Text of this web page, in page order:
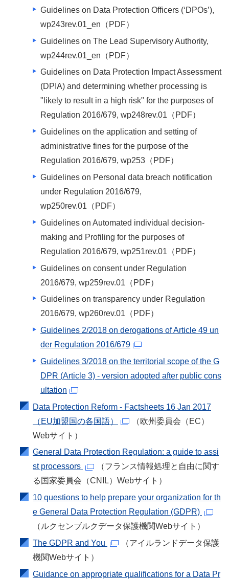
Guidelines on Data Protection Officers (‘DPOs’),
wp243rev.01_en （PDF）
Guidelines on The Lead Supervisory Authority,
wp244rev.01_en （PDF）
Guidelines on Data Protection Impact Assessment
(DPIA) and determining whether processing is
"likely to result in a high risk" for the purposes of
Regulation 2016/679, wp248rev.01 （PDF）
Guidelines on the application and setting of
administrative fines for the purpose of the
Regulation 2016/679, wp253 （PDF）
Guidelines on Personal data breach notification
under Regulation 2016/679,
wp250rev.01 （PDF）
Guidelines on Automated individual decision-
making and Profiling for the purposes of
Regulation 2016/679, wp251rev.01 （PDF）
Guidelines on consent under Regulation
2016/679, wp259rev.01 （PDF）
Guidelines on transparency under Regulation
2016/679, wp260rev.01 （PDF）
Guidelines 2/2018 on derogations of Article 49 un
der Regulation 2016/679
Guidelines 3/2018 on the territorial scope of the G
DPR (Article 3) - version adopted after public cons
ultation
Data Protection Reform - Factsheets 16 Jan 2017
（EU加盟国の各国語）
（欧州委員会（EC）
Webサイト）
General Data Protection Regulation: a guide to assi
st processors
（フランス情報処理と自由に関す
る国家委員会（CNIL）Webサイト）
10 questions to help prepare your organization for th
e General Data Protection Regulation (GDPR)
（ルクセンブルクデータ保護機関Webサイト）
The GDPR and You
（アイルランドデータ保護
機関Webサイト）
Guidance on appropriate qualifications for a Data Pr